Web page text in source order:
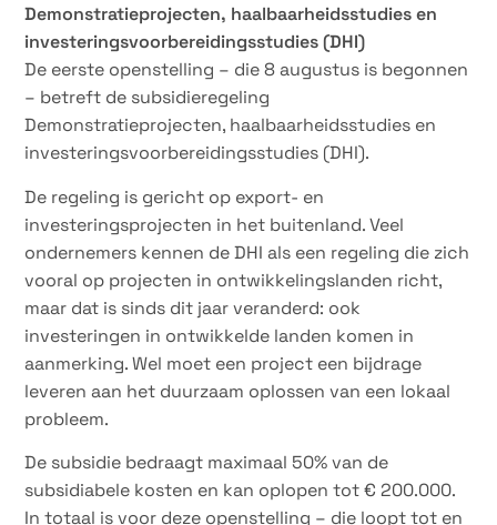
Demonstratieprojecten, haalbaarheidsstudies en
investeringsvoorbereidingsstudies (DHI)
De eerste openstelling – die 8 augustus is begonnen
– betreft de subsidieregeling
Demonstratieprojecten, haalbaarheidsstudies en
investeringsvoorbereidingsstudies (DHI).
De regeling is gericht op export- en
investeringsprojecten in het buitenland. Veel
ondernemers kennen de DHI als een regeling die zich
vooral op projecten in ontwikkelingslanden richt,
maar dat is sinds dit jaar veranderd: ook
investeringen in ontwikkelde landen komen in
aanmerking. Wel moet een project een bijdrage
leveren aan het duurzaam oplossen van een lokaal
probleem.
De subsidie bedraagt maximaal 50% van de
subsidiabele kosten en kan oplopen tot € 200.000.
In totaal is voor deze openstelling – die loopt tot en